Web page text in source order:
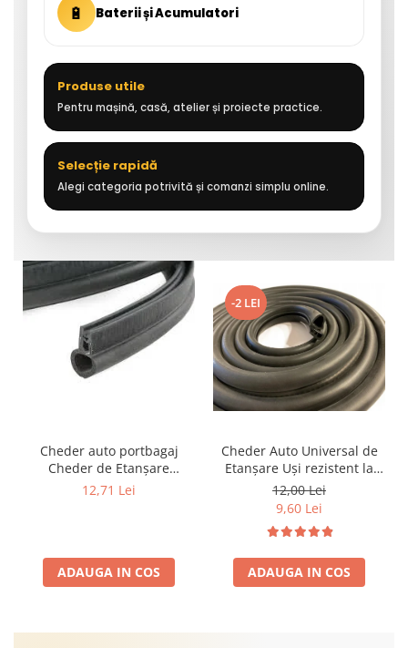
🔋 Baterii și Acumulatori
Produse utile
Pentru mașină, casă, atelier și proiecte practice.
Selecție rapidă
Alegi categoria potrivită și comanzi simplu online.
Cheder auto portbagaj
Cheder de Etanșare
Profesional din Cauciuc -
Liniar
12,71 Lei
ADAUGA IN COS
-2 LEI
Cheder Auto Universal de
Etanșare Uși rezistent la
intemperii, raze UV,
îmbătrânire și temperaturi
extreme
12,00 Lei
9,60 Lei
ADAUGA IN COS